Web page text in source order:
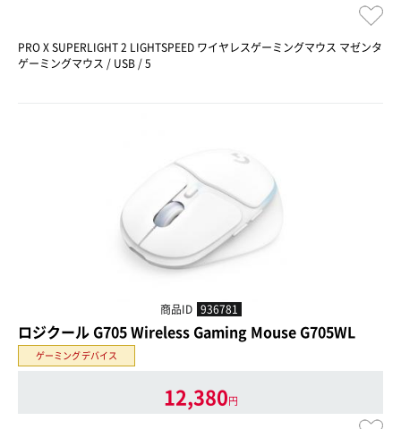
PRO X SUPERLIGHT 2 LIGHTSPEED ワイヤレスゲーミングマウス マゼンタ
ゲーミングマウス / USB / 5
商品ID 936781
ロジクール G705 Wireless Gaming Mouse G705WL
ゲーミングデバイス
12,380円